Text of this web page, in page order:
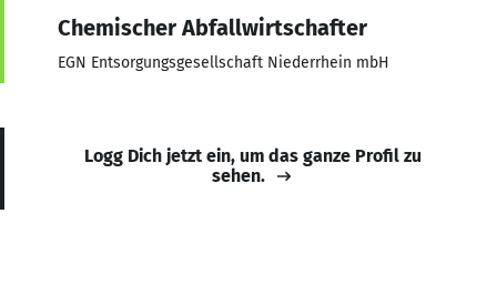
Chemischer Abfallwirtschafter
EGN Entsorgungsgesellschaft Niederrhein mbH
Logg Dich jetzt ein, um das ganze Profil zu
sehen.